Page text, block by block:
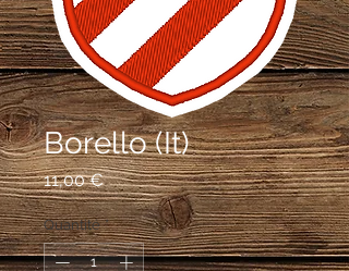
Borello (It)
11,00 €Prix
Quantité *